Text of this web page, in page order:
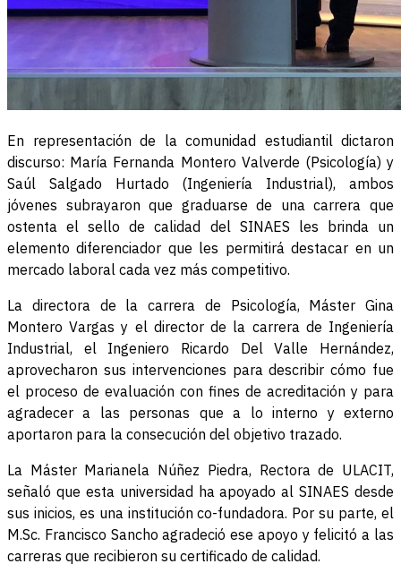
En representación de la comunidad estudiantil dictaron
discurso: María Fernanda Montero Valverde (Psicología) y
Saúl Salgado Hurtado (Ingeniería Industrial), ambos
jóvenes subrayaron que graduarse de una carrera que
ostenta el sello de calidad del SINAES les brinda un
elemento diferenciador que les permitirá destacar en un
mercado laboral cada vez más competitivo.
La directora de la carrera de Psicología, Máster Gina
Montero Vargas y el director de la carrera de Ingeniería
Industrial, el Ingeniero Ricardo Del Valle Hernández,
aprovecharon sus intervenciones para describir cómo fue
el proceso de evaluación con fines de acreditación y para
agradecer a las personas que a lo interno y externo
aportaron para la consecución del objetivo trazado.
La Máster Marianela Núñez Piedra, Rectora de ULACIT,
señaló que esta universidad ha apoyado al SINAES desde
sus inicios, es una institución co-fundadora. Por su parte, el
M.Sc. Francisco Sancho agradeció ese apoyo y felicitó a las
carreras que recibieron su certificado de calidad.